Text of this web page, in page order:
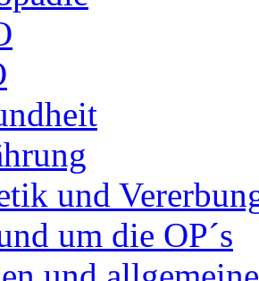
und
um die OP´s